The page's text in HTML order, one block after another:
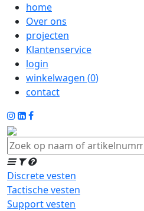
home
Over ons
projecten
Klantenservice
login
winkelwagen (0)
contact
Discrete vesten
Tactische vesten
Support vesten